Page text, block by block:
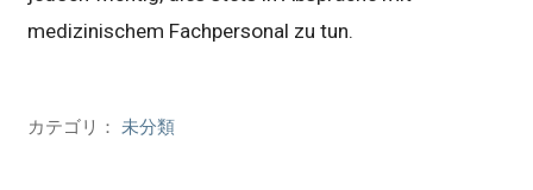
medizinischem Fachpersonal zu tun.
カテゴリ： 未分類